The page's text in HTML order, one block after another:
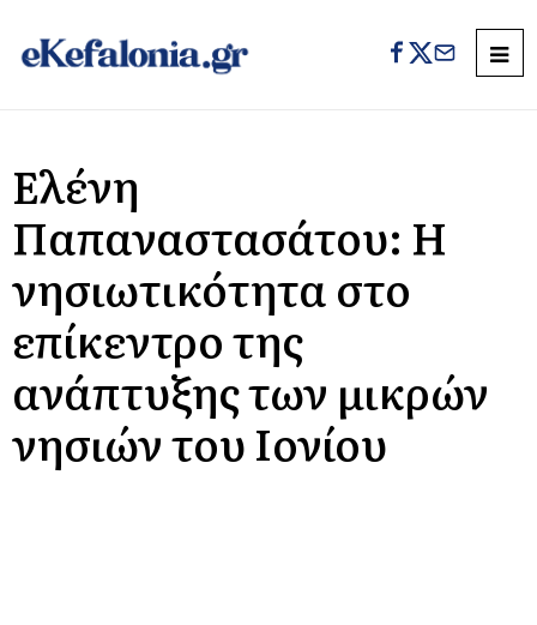
Ελένη
Παπαναστασάτου: Η
νησιωτικότητα στο
επίκεντρο της
ανάπτυξης των μικρών
νησιών του Ιονίου